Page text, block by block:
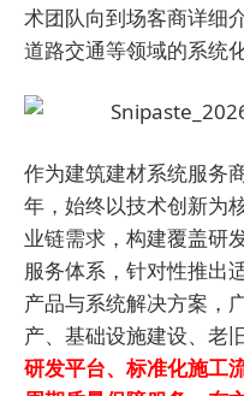
术团队向到场客商详细
道路交通等领域的系统
作为建筑建材系统服务
年，始终以技术创新为
业链需求，构建覆盖研
服务体系，针对性推出
产品与系统解决方案，
产、基础设施建设、老
研发平台、标准化施工